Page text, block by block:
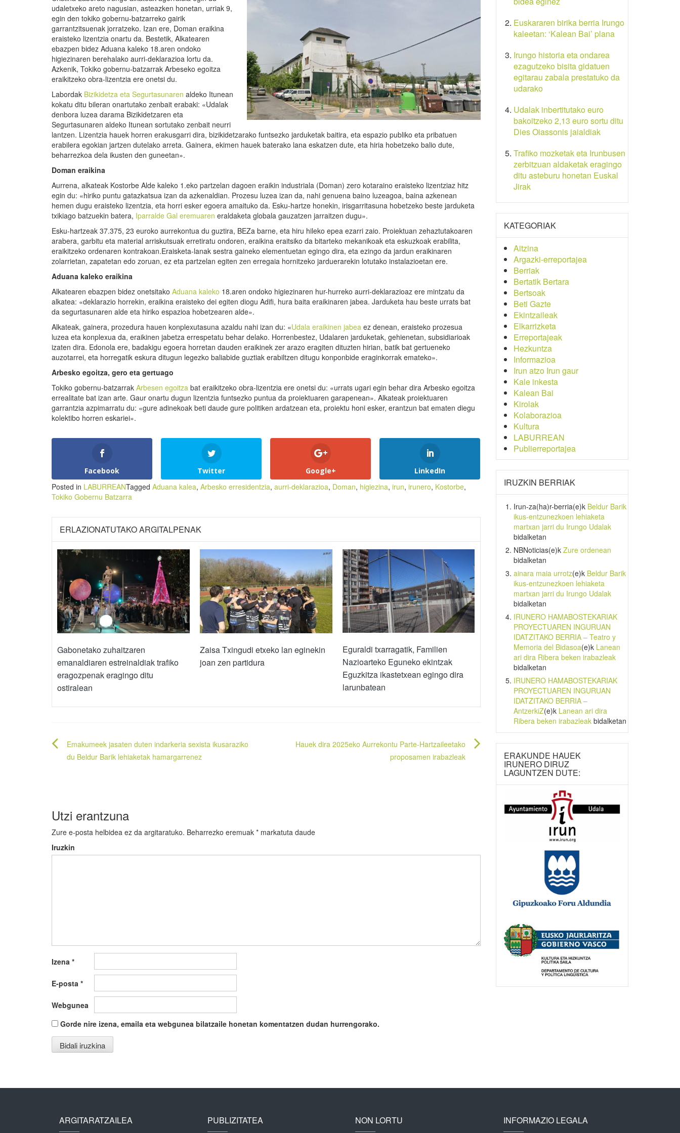
udaletxeko areto nagusian, asteazken honetan, urriak 9,
egin den tokiko gobernu-batzarreko gairik
garrantzitsuenak jorratzeko. Izan ere, Doman eraikina
eraisteko lizentzia onartu da. Bestetik, Alkatearen
ebazpen bidez Aduana kaleko 18.aren ondoko
higiezinaren berehalako aurri-deklarazioa lortu da.
Azkenik, Tokiko gobernu-batzarrak Arbeseko egoitza
eraikitzeko obra-lizentzia ere onetsi du.
Labordak Bizikidetza eta Segurtasunaren aldeko Itunean
kokatu ditu bileran onartutako zenbait erabaki: «Udalak
denbora luzea darama Bizikidetzaren eta
Segurtasunaren aldeko Itunean sortutako zenbait neurri
lantzen. Lizentzia hauek horren erakusgarri dira, bizikidetzarako funtsezko jarduketak baitira, eta espazio publiko eta pribatuen
erabilera egokian jartzen dutelako arreta. Gainera, ekimen hauek baterako lana eskatzen dute, eta hiria hobetzeko balio dute,
beharrezkoa dela ikusten den guneetan».
Doman eraikina
Aurrena, alkateak Kostorbe Alde kaleko 1.eko partzelan dagoen eraikin industriala (Doman) zero kotaraino eraisteko lizentziaz hitz
egin du: «hiriko puntu gatazkatsua izan da azkenaldian. Prozesu luzea izan da, nahi genuena baino luzeagoa, baina azkenean
hemen dugu eraisteko lizentzia, eta horri esker egoera amaituko da. Esku-hartze honekin, irisgarritasuna hobetzeko beste jarduketa
txikiago batzuekin batera, Iparralde Gal eremuaren eraldaketa globala gauzatzen jarraitzen dugu».
Esku-hartzeak 37.375, 23 euroko aurrekontua du guztira, BEZa barne, eta hiru hileko epea ezarri zaio. Proiektuan zehaztutakoaren
arabera, garbitu eta material arriskutsuak erretiratu ondoren, eraikina eraitsiko da bitarteko mekanikoak eta eskuzkoak erabilita,
eraikitzeko ordenaren kontrakoan.Eraisketa-lanak sestra gaineko elementuetan egingo dira, eta ezingo da jardun eraikinaren
zolarrietan, zapatetan edo zoruan, ez eta partzelan egiten zen erregaia hornitzeko jarduerarekin lotutako instalazioetan ere.
Aduana kaleko eraikina
Alkatearen ebazpen bidez onetsitako Aduana kaleko 18.aren ondoko higiezinaren hur-hurreko aurri-deklarazioaz ere mintzatu da
alkatea: «deklarazio horrekin, eraikina eraisteko dei egiten diogu Adifi, hura baita eraikinaren jabea. Jarduketa hau beste urrats bat
da segurtasunaren alde eta hiriko espazioa hobetzearen alde».
Alkateak, gainera, prozedura hauen konplexutasuna azaldu nahi izan du: «Udala eraikinen jabea ez denean, eraisteko prozesua
luzea eta konplexua da, eraikinen jabetza errespetatu behar delako. Horrenbestez, Udalaren jarduketak, gehienetan, subsidiarioak
izaten dira. Edonola ere, badakigu egoera horretan dauden eraikinek zer arazo eragiten dituzten hirian, batik bat gertueneko
auzotarrei, eta horregatik eskura ditugun legezko baliabide guztiak erabiltzen ditugu konponbide eraginkorrak emateko».
Arbesko egoitza, gero eta gertuago
Tokiko gobernu-batzarrak Arbesen egoitza bat eraikitzeko obra-lizentzia ere onetsi du: «urrats ugari egin behar dira Arbesko egoitza
errealitate bat izan arte. Gaur onartu dugun lizentzia funtsezko puntua da proiektuaren garapenean». Alkateak proiektuaren
garrantzia azpimarratu du: «gure adinekoak beti daude gure politiken ardatzean eta, proiektu honi esker, erantzun bat ematen diegu
kolektibo horren eskariei».
Facebook Twitter Google+ LinkedIn
Posted in LABURREANTagged Aduana kalea, Arbesko erresidentzia, aurri-deklarazioa, Doman, higiezina, irun, irunero, Kostorbe,
Tokiko Gobernu Batzarra
ERLAZIONATUTAKO ARGITALPENAK
Gabonetako zuhaitzaren
emanaldiaren estreinaldiak trafiko
eragozpenak eragingo ditu
ostiralean
Zaisa Txingudi etxeko lan eginekin
joan zen partidura
Eguraldi txarragatik, Familien
Nazioarteko Eguneko ekintzak
Eguzkitza ikastetxean egingo dira
larunbatean
Bidalketetan
zehar
Emakumeek jasaten duten indarkeria sexista ikusaraziko
du Beldur Barik lehiaketak hamargarrenez
Hauek dira 2025eko Aurrekontu Parte-Hartzaileetako
proposamen irabazleak
Utzi erantzuna
Zure e-posta helbidea ez da argitaratuko. Beharrezko eremuak * markatuta daude
Iruzkin
Izena *
E-posta *
Webgunea
Gorde nire izena, emaila eta webgunea bilatzaile honetan komentatzen dudan hurrengorako.
Euskararen birika berria Irungo
kaleetan: ‘Kalean Bai’ plana
Irungo historia eta ondarea
ezagutzeko bisita gidatuen
egitarau zabala prestatuko da
udarako
Udalak inbertitutako euro
bakoitzeko 2,13 euro sortu ditu
Dies Oiassonis jaialdiak
Trafiko mozketak eta Irunbusen
zerbitzuan aldaketak eragingo
ditu asteburu honetan Euskal
Jirak
KATEGORIAK
Aitzina
Argazki-erreportajea
Berriak
Bertatik Bertara
Bertsoak
Beti Gazte
Ekintzaileak
Elkarrizketa
Erreportajeak
Hezkuntza
Informazioa
Irun atzo Irun gaur
Kale inkesta
Kalean Bai
Kirolak
Kolaborazioa
Kultura
LABURREAN
Publierreportajea
IRUZKIN BERRIAK
Irun-za(ha)r-berria(e)k Beldur Barik
ikus-entzunezkoen lehiaketa
martxan jarri du Irungo Udalak
bidalketan
NBNoticias(e)k Zure ordenean
bidalketan
ainara maia urrotz(e)k Beldur Barik
ikus-entzunezkoen lehiaketa
martxan jarri du Irungo Udalak
bidalketan
IRUNERO HAMABOSTEKARIAK
PROYECTUAREN INGURUAN
IDATZITAKO BERRIA – Teatro y
Memoria del Bidasoa(e)k Lanean
ari dira Ribera beken irabazleak
bidalketan
IRUNERO HAMABOSTEKARIAK
PROYECTUAREN INGURUAN
IDATZITAKO BERRIA –
AntzerkiZ(e)k Lanean ari dira
Ribera beken irabazleakbidalketan
ERAKUNDE HAUEK
IRUNERO DIRUZ
LAGUNTZEN DUTE:
ARGITARATZAILEA PUBLIZITATEA NON LORTU INFORMAZIO LEGALA